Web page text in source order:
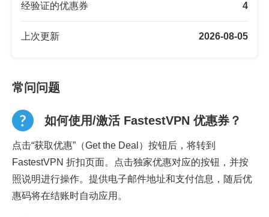
经验证的优惠券 4
上次更新 2026-08-05
常问问题
如何使用/激活 FastestVPN 优惠券？
点击“获取优惠”（Get the Deal）按钮后，将转到
FastestVPN 折扣页面。点击独家优惠对应的按钮，并按
照说明进行操作。提供电子邮件地址和支付信息，随后优
惠码将在结账时自动应用。